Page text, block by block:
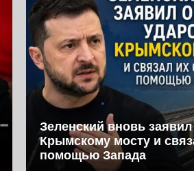
Зеленский вновь
Крымскому мосту и
помощью Запада